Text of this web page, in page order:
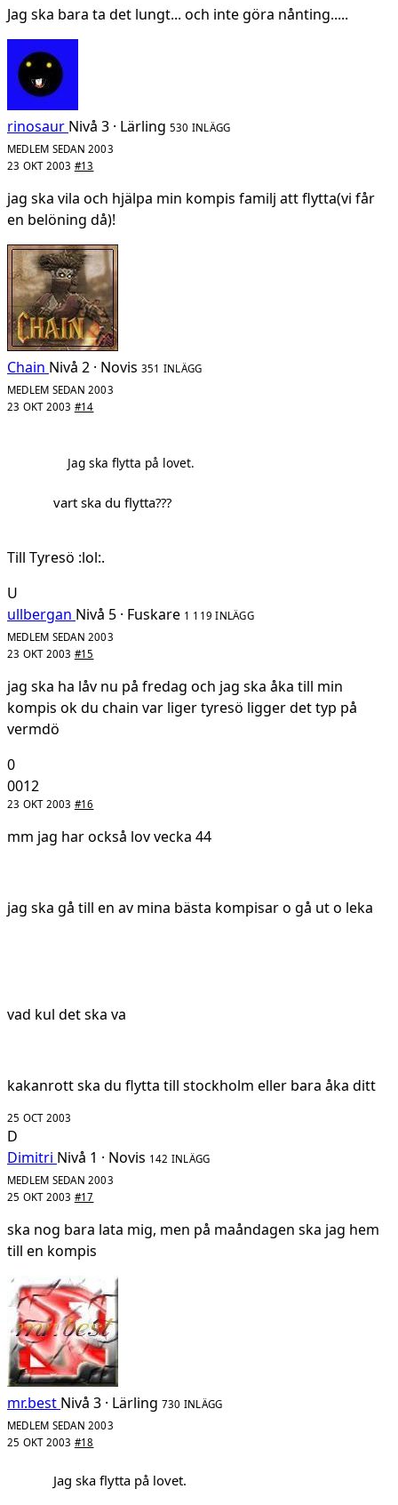
Jag ska bara ta det lungt... och inte göra nånting.....
rinosaur Nivå 3 · Lärling 530 INLÄGG
MEDLEM SEDAN 2003
23 OKT 2003 #13
jag ska vila och hjälpa min kompis familj att flytta(vi får
en belöning då)!
Chain Nivå 2 · Novis 351 INLÄGG
MEDLEM SEDAN 2003
23 OKT 2003 #14
Jag ska flytta på lovet.
vart ska du flytta???
Till Tyresö :lol:.
U
ullbergan Nivå 5 · Fuskare 1 119 INLÄGG
MEDLEM SEDAN 2003
23 OKT 2003 #15
jag ska ha låv nu på fredag och jag ska åka till min
kompis ok du chain var liger tyresö ligger det typ på
vermdö
0
0012
23 OKT 2003 #16
mm jag har också lov vecka 44
jag ska gå till en av mina bästa kompisar o gå ut o leka
vad kul det ska va
kakanrott ska du flytta till stockholm eller bara åka ditt
25 OCT 2003
D
Dimitri Nivå 1 · Novis 142 INLÄGG
MEDLEM SEDAN 2003
25 OKT 2003 #17
ska nog bara lata mig, men på maåndagen ska jag hem
till en kompis
mr.best Nivå 3 · Lärling 730 INLÄGG
MEDLEM SEDAN 2003
25 OKT 2003 #18
Jag ska flytta på lovet.